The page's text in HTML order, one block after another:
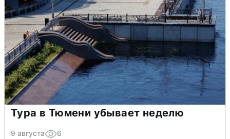
Тура в Тюмени убывает неделю
9 августа 6